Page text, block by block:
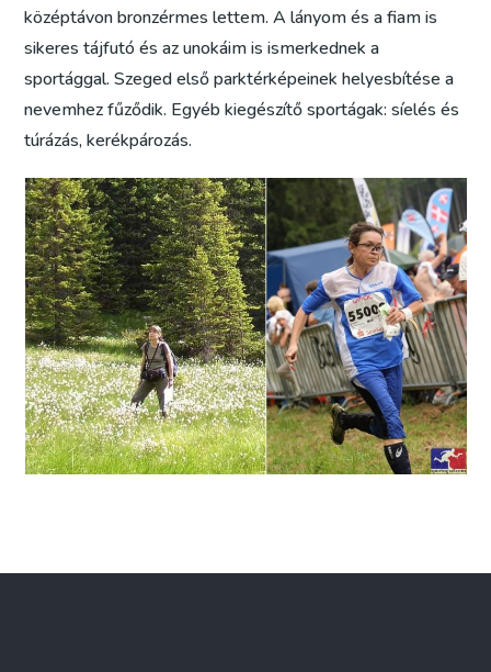
középtávon bronzérmes lettem. A lányom és a fiam is
sikeres tájfutó és az unokáim is ismerkednek a
sportággal. Szeged első parktérképeinek helyesbítése a
nevemhez fűződik. Egyéb kiegészítő sportágak: síelés és
túrázás, kerékpározás.